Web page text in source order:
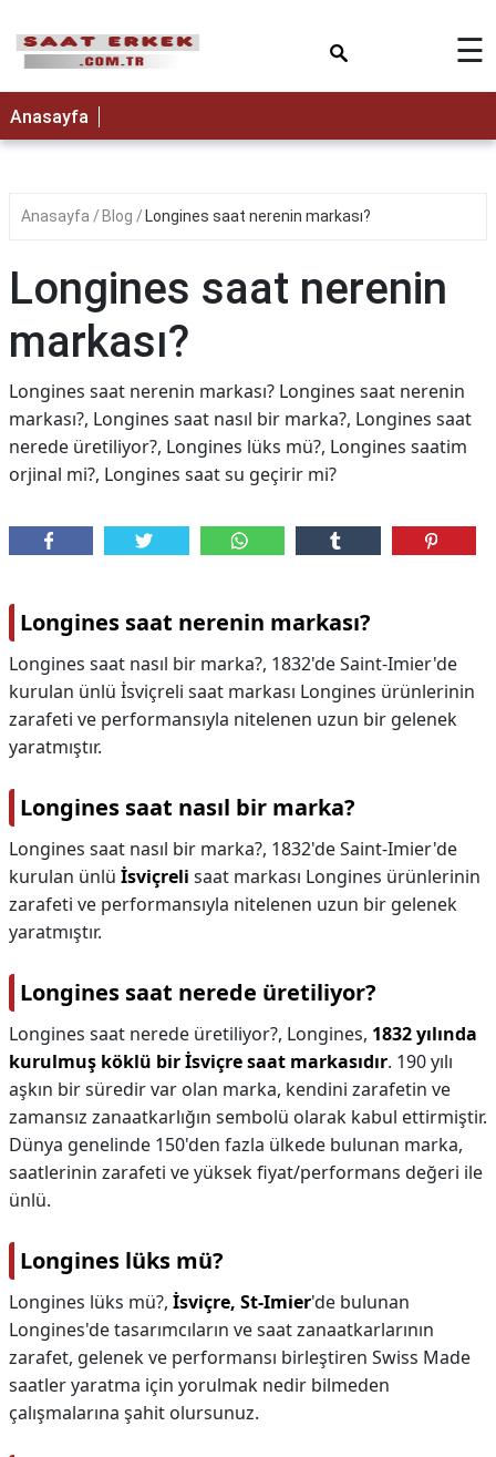
☰
Anasayfa
Anasayfa Blog Longines saat nerenin markası?
Longines saat nerenin
markası?
Longines saat nerenin markası? Longines saat nerenin
markası?, Longines saat nasıl bir marka?, Longines saat
nerede üretiliyor?, Longines lüks mü?, Longines saatim
orjinal mi?, Longines saat su geçirir mi?
Longines saat nerenin markası?
Longines saat nasıl bir marka?, 1832'de Saint-Imier'de
kurulan ünlü İsviçreli saat markası Longines ürünlerinin
zarafeti ve performansıyla nitelenen uzun bir gelenek
yaratmıştır.
Longines saat nasıl bir marka?
Longines saat nasıl bir marka?, 1832'de Saint-Imier'de
kurulan ünlü İsviçreli saat markası Longines ürünlerinin
zarafeti ve performansıyla nitelenen uzun bir gelenek
yaratmıştır.
Longines saat nerede üretiliyor?
Longines saat nerede üretiliyor?, Longines, 1832 yılında
kurulmuş köklü bir İsviçre saat markasıdır. 190 yılı
aşkın bir süredir var olan marka, kendini zarafetin ve
zamansız zanaatkarlığın sembolü olarak kabul ettirmiştir.
Dünya genelinde 150'den fazla ülkede bulunan marka,
saatlerinin zarafeti ve yüksek fiyat/performans değeri ile
ünlü.
Longines lüks mü?
Longines lüks mü?, İsviçre, St-Imier'de bulunan
Longines'de tasarımcıların ve saat zanaatkarlarının
zarafet, gelenek ve performansı birleştiren Swiss Made
saatler yaratma için yorulmak nedir bilmeden
çalışmalarına şahit olursunuz.